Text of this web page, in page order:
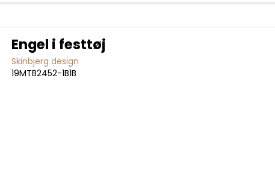
Engel i festtøj
Skinbjerg design
19MTB2452-1B1B